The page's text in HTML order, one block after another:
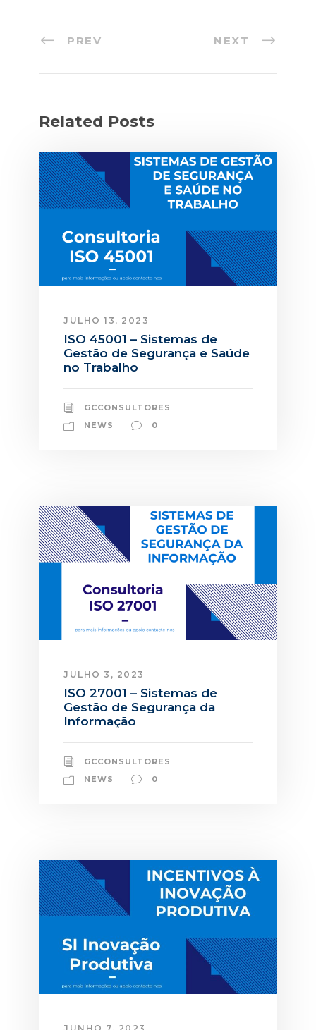
PREV NEXT
Related Posts
JULHO 13, 2023
ISO 45001 – Sistemas de
Gestão de Segurança e Saúde
no Trabalho
GCCONSULTORES
NEWS
0
JULHO 3, 2023
ISO 27001 – Sistemas de
Gestão de Segurança da
Informação
GCCONSULTORES
NEWS
0